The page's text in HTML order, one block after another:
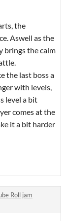
the
Aswell as the
brings the calm
the last boss a
with levels,
level a bit
comes at the
it a bit harder
Roll jam